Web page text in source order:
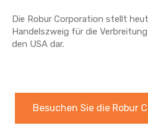
Die Robur Corporation stellt
Handelszweig für die
den USA dar.
Besuchen Sie die Robur